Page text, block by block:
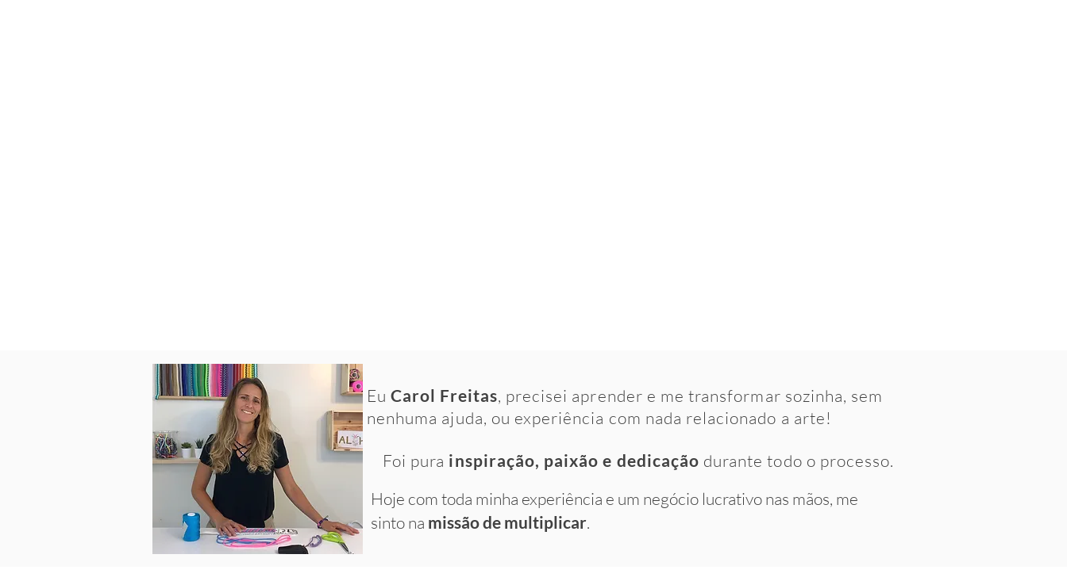
Eu Carol Freitas, precisei aprender e me transformar sozinha, sem
nenhuma ajuda, ou experiência com nada relacionado a arte!
Foi pura inspiração, paixão e dedicação durante todo o processo.
Hoje com toda minha experiência e um negócio lucrativo nas mãos, me
sinto na missão de multiplicar.